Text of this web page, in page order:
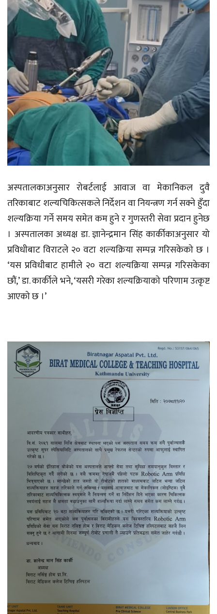
अस्पतालकाअनुसार रोबर्टलाई आवाज वा मेकानिकल दुवै
तरिकाबाट शल्यचिकित्सकले निर्देशन वा नियन्त्रण गर्न सक्ने हुँदा
शल्यक्रिया गर्ने समय समेत कम हुने र गुणस्तरी सेवा प्रदान हुनेछ
। अस्पतालका अध्यक्ष डा. ज्ञानेन्द्रमान सिंह कार्कीकाअनुसार यो
प्रविधीबाट विराटले २० वटा शल्यक्रिया सम्पन्न गरिसकेको छ ।
‘यस प्रविधीबाट हामीले २० वटा शल्यक्रिया सम्पन्न गरिसकेका
छौं,’ डा. कार्कीले भने, ‘यसरी गरेका शल्यक्रियाको परिणाम उत्कृष्ट
आएको छ ।’